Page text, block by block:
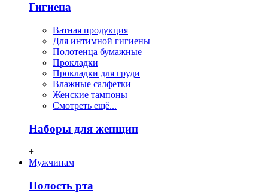
Гигиена
Ватная продукция
Для интимной гигиены
Полотенца бумажные
Прокладки
Прокладки для груди
Влажные салфетки
Женские тампоны
Смотреть ещё...
Наборы для женщин
+
Мужчинам
Полость рта